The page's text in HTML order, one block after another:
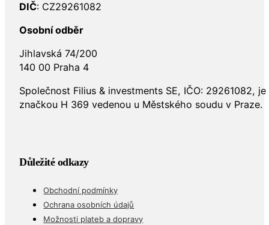
DIČ: CZ29261082
Osobní odběr
Jihlavská 74/200
140 00 Praha 4
Společnost Filius & investments SE, IČO: 29261082,
značkou H 369 vedenou u Městského soudu v Praze.
Důležité odkazy
Obchodní podmínky
Ochrana osobních údajů
Možnosti plateb a dopravy